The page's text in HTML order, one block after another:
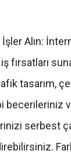
Alın:
fırsatları
tasarım,
becerileriniz
serbest